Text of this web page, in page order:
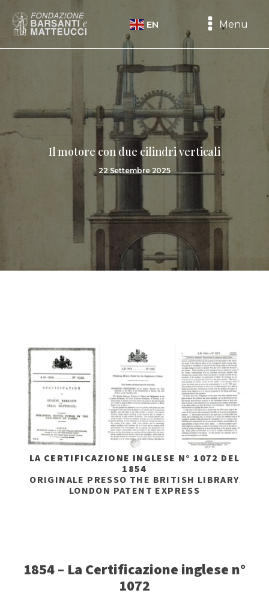
EN Menu
Il motore con due cilindri verticali
22 Settembre 2025
LA CERTIFICAZIONE INGLESE N° 1072 DEL
1854
ORIGINALE PRESSO THE BRITISH LIBRARY
LONDON PATENT EXPRESS
1854 – La Certificazione inglese n°
1072